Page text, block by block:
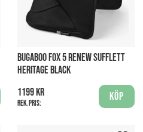
BUGABOO FOX 5 RENEW SUFFLETT
HERITAGE BLACK
1199 kr
Rek. pris:
Köp